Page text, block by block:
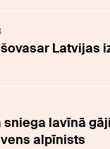
Latvijas
sniega lavīnā
alpīnists